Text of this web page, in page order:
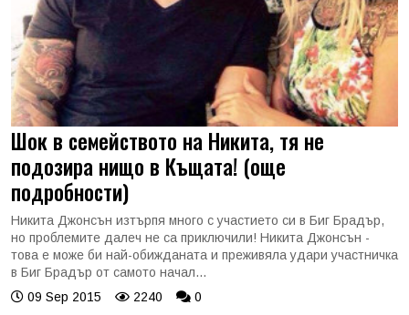
Шок в семейството на Никита, тя не
подозира нищо в Къщата! (още
подробности)
Никита Джонсън изтърпя много с участието си в Биг Брадър,
но проблемите далеч не са приключили! Никита Джонсън -
това е може би най-обижданата и преживяла удари участничка
в Биг Брадър от самото начал...
09 Sep 2015
2240 0